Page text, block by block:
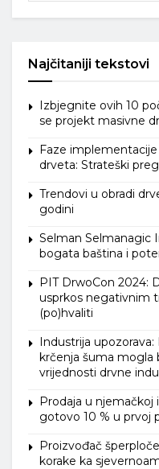
Najčitaniji tekstovi
Izbjegnite ovih 10
se projekt masivne
Faze
drveta: Strateški
Trendovi u obradi
godini
Selman Selmanagic
bogata baština i
PIT DrwoCon 2024:
usprkos negativnim
(po)hvaliti
Industrija upozorava:
krčenja šuma mogla
vrijednosti drvne
Prodaja u njemačkoj
gotovo 10 % u prvoj
Proizvođač
korake ka